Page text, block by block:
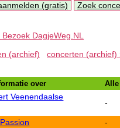
(gratis) Zoek
Bezoek DagjeWeg.NL
(archief)
concerten (archief)
over Alle
Veenendaalse
-
-